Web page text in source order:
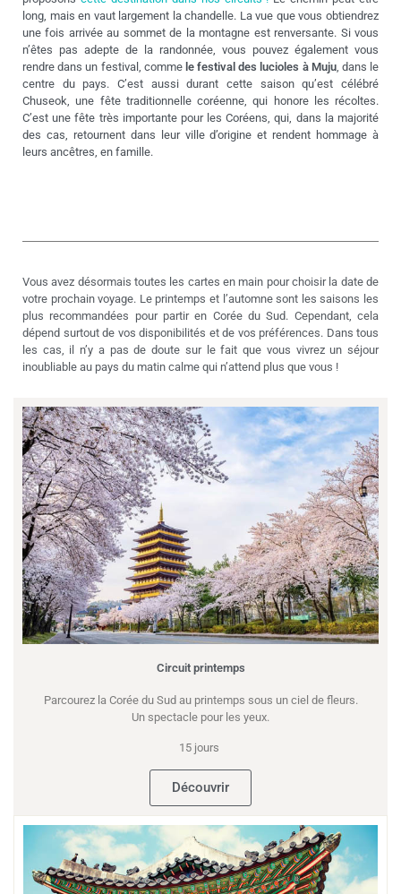
long, mais en vaut largement la chandelle. La vue que vous obtiendrez
une fois arrivée au sommet de la montagne est renversante. Si vous
n’êtes pas adepte de la randonnée, vous pouvez également vous
rendre dans un festival, comme le festival des lucioles à Muju, dans le
centre du pays. C’est aussi durant cette saison qu’est célébré
Chuseok, une fête traditionnelle coréenne, qui honore les récoltes.
C’est une fête très importante pour les Coréens, qui, dans la majorité
des cas, retournent dans leur ville d’origine et rendent hommage à
leurs ancêtres, en famille.
Vous avez désormais toutes les cartes en main pour choisir la date de
votre prochain voyage. Le printemps et l’automne sont les saisons les
plus recommandées pour partir en Corée du Sud. Cependant, cela
dépend surtout de vos disponibilités et de vos préférences. Dans tous
les cas, il n’y a pas de doute sur le fait que vous vivrez un séjour
inoubliable au pays du matin calme qui n’attend plus que vous !
Circuit printemps
Parcourez la Corée du Sud au printemps sous un ciel de fleurs.
Un spectacle pour les yeux.
15 jours
Découvrir